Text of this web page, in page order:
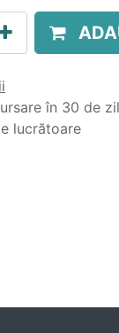
în 30 de
lucrătoare